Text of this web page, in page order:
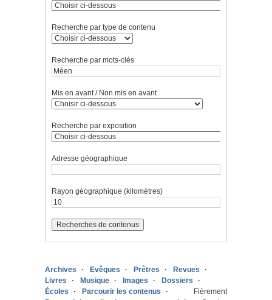
Recherche par type de contenu
Recherche par mots-clés
Mis en avant / Non mis en avant
Recherche par exposition
Adresse géographique
Rayon géographique (kilomètres)
Archives Evêques Prêtres
Revues
Livres
Musique Images
Dossiers
Écoles
Parcourir les contenus
Fièrement